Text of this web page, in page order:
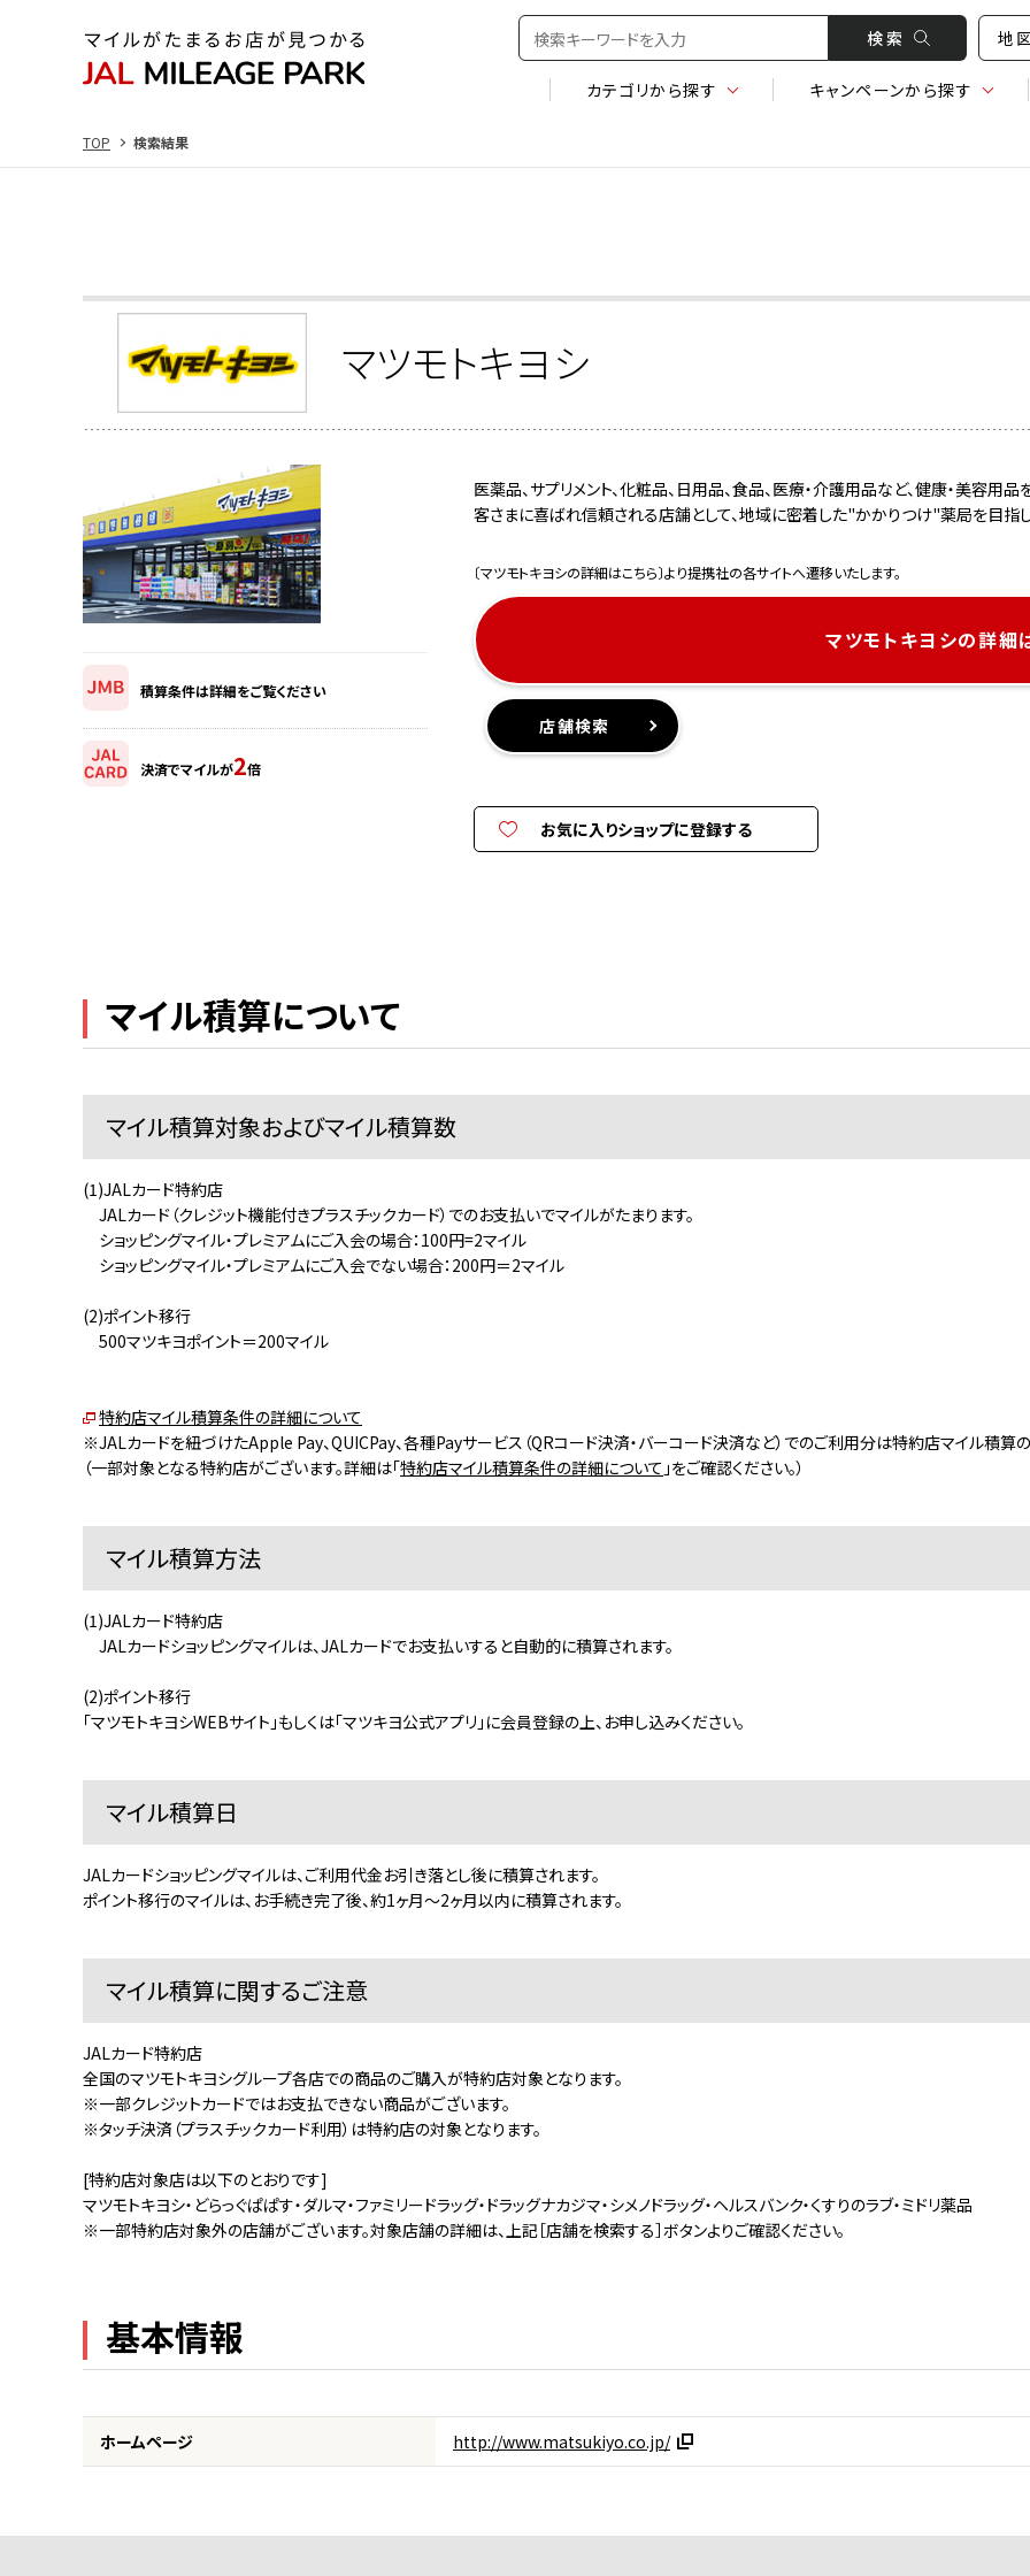
検 索 地
カテゴリから探す キャンペーンから探す
TOP 検索結果
マツモトキヨシ
積算条件は詳細をご覧ください
決済でマイルが2倍
医薬品、サプリメント、化粧品、日用品、食品、医療・介護用品など、健康・美容用
客さまに喜ばれ信頼される店舗として、地域に密着した"かかりつけ"薬局を目指し
〔マツモトキヨシの詳細はこちら〕より提携社の各サイトへ遷移いたします。
マツモトキヨシの詳細
店舗検索
お気に入りショップに登録する
マイル積算について
マイル積算対象およびマイル積算数
(1)JALカード特約店
JALカード（クレジット機能付きプラスチックカード）でのお支払いでマイルがたまります。
ショッピングマイル・プレミアムにご入会の場合：100円=2マイル
ショッピングマイル・プレミアムにご入会でない場合：200円＝2マイル
(2)ポイント移行
500マツキヨポイント＝200マイル
特約店マイル積算条件の詳細について
※JALカードを紐づけたApple Pay、QUICPay、各種Payサービス（QRコード決済・バーコード決済など）でのご利用分は特約店マイル積算
（一部対象となる特約店がございます。詳細は「特約店マイル積算条件の詳細について 」をご確認ください。）
マイル積算方法
(1)JALカード特約店
JALカードショッピングマイルは、JALカードでお支払いすると自動的に積算されます。
(2)ポイント移行
「マツモトキヨシWEBサイト」もしくは「マツキヨ公式アプリ」に会員登録の上、お申し込みください。
マイル積算日
JALカードショッピングマイルは、ご利用代金お引き落とし後に積算されます。
ポイント移行のマイルは、お手続き完了後、約1ヶ月～2ヶ月以内に積算されます。
マイル積算に関するご注意
JALカード特約店
全国のマツモトキヨシグループ各店での商品のご購入が特約店対象となります。
※一部クレジットカードではお支払できない商品がございます。
※タッチ決済（プラスチックカード利用）は特約店の対象となります。
[特約店対象店は以下のとおりです]
マツモトキヨシ・どらっぐぱぱす・ダルマ・ファミリードラッグ・ドラッグナカジマ・シメノドラッグ・ヘルスバンク・くすりのラブ・ミドリ薬品
※一部特約店対象外の店舗がございます。対象店舗の詳細は、上記［店舗を検索する］ボタンよりご確認ください。
基本情報
ホームページ http://www.matsukiyo.co.jp/